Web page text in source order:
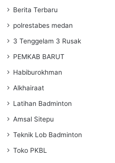
Berita Terbaru
polrestabes medan
3 Tenggelam 3 Rusak
PEMKAB BARUT
Habiburokhman
Alkhairaat
Latihan Badminton
Amsal Sitepu
Teknik Lob Badminton
Toko PKBL